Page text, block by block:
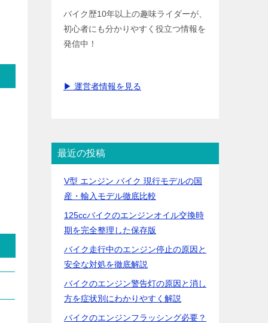
バイク歴10年以上の趣味ライダーが、
初心者にも分かりやすく役立つ情報を
発信中！
▶ 運営者情報を見る
最近の投稿
V型 エンジン バイク 現行モデルの国
産・輸入モデル徹底比較
125ccバイクのエンジンオイル交換時
期を完全整理した保存版
バイク走行中のエンジン停止の原因と
安全な対処を徹底解説
バイクのエンジン警告灯の原因と消し
方を症状別にわかりやすく解説
バイクのエンジンフラッシング必要？